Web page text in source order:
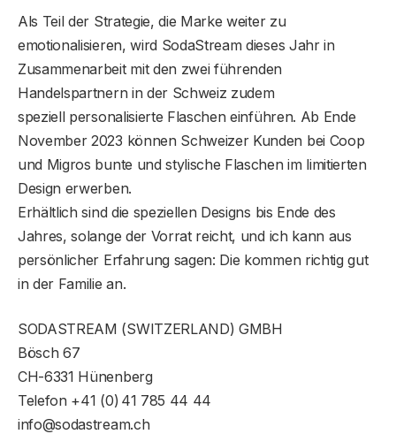
Als Teil der Strategie, die Marke weiter zu
emotionalisieren, wird SodaStream dieses Jahr in
Zusammenarbeit mit den zwei führenden
Handelspartnern in der Schweiz zudem
speziell personalisierte Flaschen einführen. Ab Ende
November 2023 können Schweizer Kunden bei Coop
und Migros bunte und stylische Flaschen im limitierten
Design erwerben.
Erhältlich sind die speziellen Designs bis Ende des
Jahres, solange der Vorrat reicht, und ich kann aus
persönlicher Erfahrung sagen: Die kommen richtig gut
in der Familie an.
SODASTREAM (SWITZERLAND) GMBH
Bösch 67
CH-6331 Hünenberg
Telefon +41 (0) 41 785 44 44
info@sodastream.ch